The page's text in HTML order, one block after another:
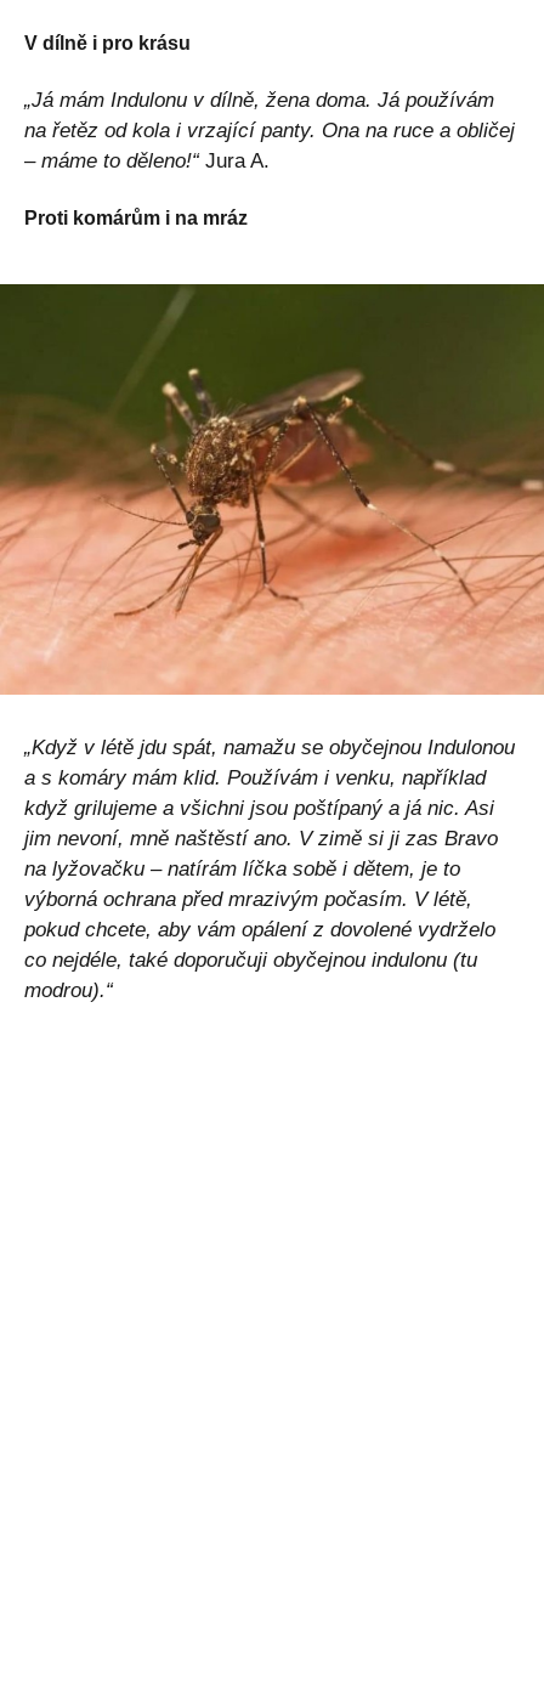
V dílně i pro krásu
„Já mám Indulonu v dílně, žena doma. Já používám
na řetěz od kola i vrzající panty. Ona na ruce a obličej
– máme to děleno!“ Jura A.
Proti komárům i na mráz
„Když v létě jdu spát, namažu se obyčejnou Indulonou
a s komáry mám klid. Používám i venku, například
když grilujeme a všichni jsou poštípaný a já nic. Asi
jim nevoní, mně naštěstí ano. V zimě si ji zas Bravo
na lyžovačku – natírám líčka sobě i dětem, je to
výborná ochrana před mrazivým počasím. V létě,
pokud chcete, aby vám opálení z dovolené vydrželo
co nejdéle, také doporučuji obyčejnou indulonu (tu
modrou).“